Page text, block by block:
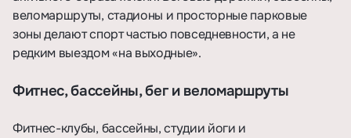
веломаршруты, стадионы и просторные парковые
зоны делают спорт частью повседневности, а не
редким выездом «на выходные».
Фитнес, бассейны, бег и веломаршруты
Фитнес-клубы, бассейны, студии йоги и